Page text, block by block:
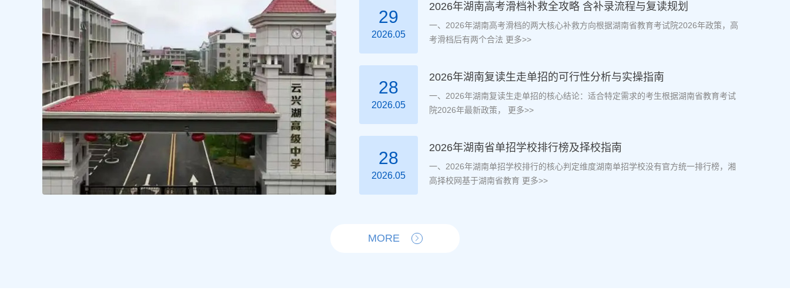
29
2026.05
2026年湖南高考滑档补救全攻略 含补录流程与复读规划
一、2026年湖南高考滑档的两大核心补救方向根据湖南省教育考试院2026年政策，高
考滑档后有两个合法 更多>>
28
2026.05
2026年湖南复读生走单招的可行性分析与实操指南
一、2026年湖南复读生走单招的核心结论：适合特定需求的考生根据湖南省教育考试
院2026年最新政策，
更多>>
28
2026.05
2026年湖南省单招学校排行榜及择校指南
一、2026年湖南单招学校排行的核心判定维度湖南单招学校没有官方统一排行榜，湘
高择校网基于湖南省教育 更多>>
MORE